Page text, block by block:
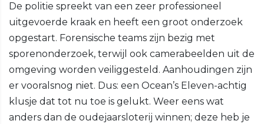
De politie spreekt van een zeer professioneel
uitgevoerde kraak en heeft een groot onderzoek
opgestart. Forensische teams zijn bezig met
sporenonderzoek, terwijl ook camerabeelden uit de
omgeving worden veiliggesteld. Aanhoudingen zijn
er vooralsnog niet. Dus: een Ocean’s Eleven-achtig
klusje dat tot nu toe is gelukt. Weer eens wat
anders dan de oudejaarsloterij winnen; deze heb je